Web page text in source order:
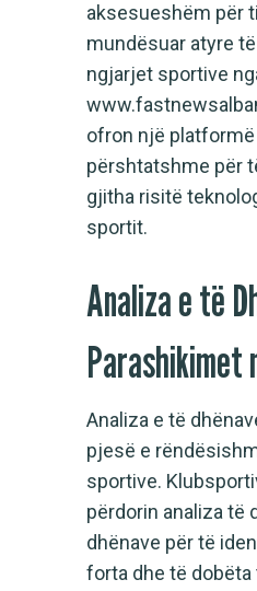
aksesueshëm për
mundësuar atyre
ngjarjet sportive
ofron një
përshtatshme për
gjitha risitë
sportit.
Analiza e të
Parashikimet
Analiza e të
pjesë e
sportive.
përdorin analiza të
dhënave për të
forta dhe të dobëta